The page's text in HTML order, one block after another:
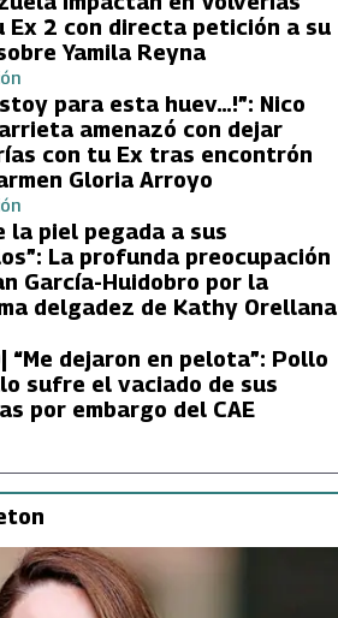
Ex 2 con directa petición a su
Yamila Reyna
para esta huev…!”: Nico
amenazó con dejar
con tu Ex tras encontrón
Gloria Arroyo
la piel pegada a sus
La profunda preocupación
García-Huidobro por la
delgadez de Kathy Orellana
“Me dejaron en pelota”: Pollo
sufre el vaciado de sus
por embargo del CAE